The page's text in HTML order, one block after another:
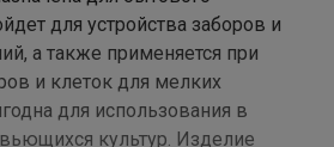
для устройства заборов и
а также применяется при
и клеток для мелких
для использования в
культур. Изделие